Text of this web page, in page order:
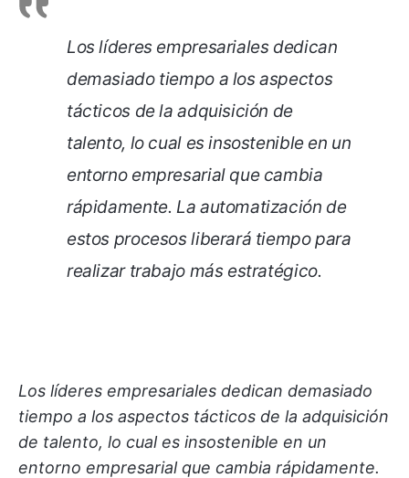
Los líderes empresariales dedican
demasiado tiempo a los aspectos
tácticos de la adquisición de
talento, lo cual es insostenible en un
entorno empresarial que cambia
rápidamente. La automatización de
estos procesos liberará tiempo para
realizar trabajo más estratégico.
Los líderes empresariales dedican demasiado
tiempo a los aspectos tácticos de la adquisición
de talento, lo cual es insostenible en un
entorno empresarial que cambia rápidamente.